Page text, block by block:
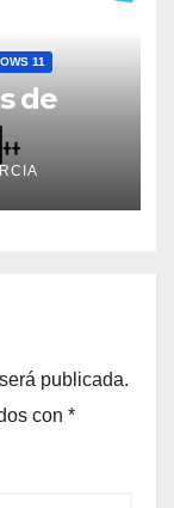
11
de
publicada.
con *